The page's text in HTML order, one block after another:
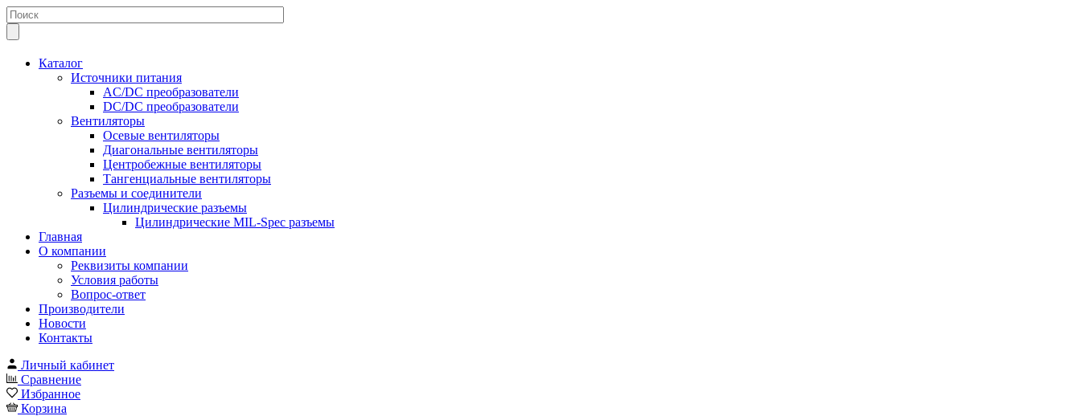
Каталог
Источники питания
AC/DC преобразователи
DC/DC преобразователи
Вентиляторы
Осевые вентиляторы
Диагональные вентиляторы
Центробежные вентиляторы
Тангенциальные вентиляторы
Разъемы и соединители
Цилиндрические разъемы
Цилиндрические MIL-Spec разъемы
Главная
О компании
Реквизиты компании
Условия работы
Вопрос-ответ
Производители
Новости
Контакты
Личный кабинет
Сравнение
Избранное
Корзина